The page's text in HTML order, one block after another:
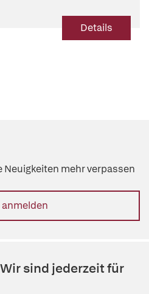
Details
mehr verpassen
sind jederzeit für